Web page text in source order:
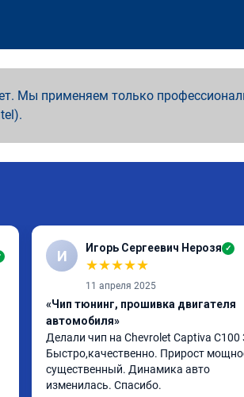
Мы применяем только
И Игорь Сергеевич Нерозя ✓
★★★★★
11 апреля 2025
«Чип тюнинг, прошивка двигателя
автомобиля»
Делали чип на Chevrolet Captiva C100
Быстро,качественно. Прирост
существенный. Динамика авто
изменилась. Спасибо.